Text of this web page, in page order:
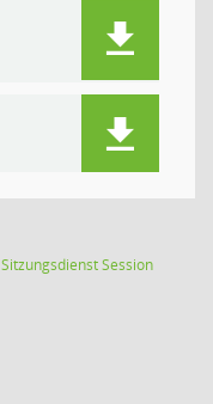
SitzungsdienstSession(Wird in